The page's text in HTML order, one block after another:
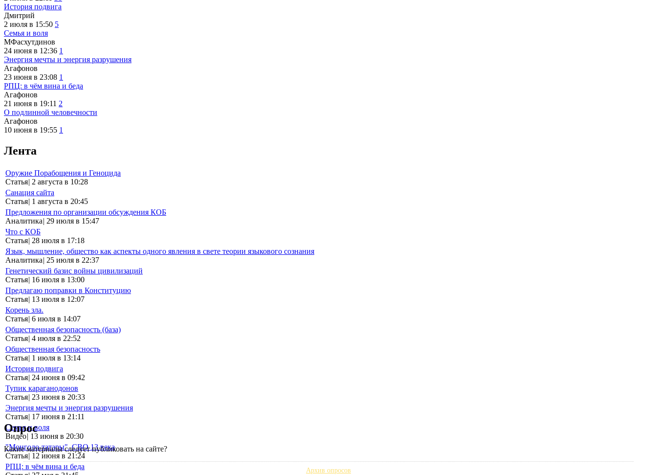
История подвига
Дмитрий
2 июля в 15:50 5
Семья и воля
МФасхутдинов
24 июня в 12:36 1
Энергия мечты и энергия разрушения
Агафонов
23 июня в 23:08 1
РПЦ: в чём вина и беда
Агафонов
21 июня в 19:11 2
О подлинной человечности
Агафонов
10 июня в 19:55 1
Лента
Оружие Порабощения и Геноцида
Статья| 2 августа в 10:28
Санация сайта
Статья| 1 августа в 20:45
Предложения по организации обсуждения КОБ
Аналитика| 29 июля в 15:47
Что с КОБ
Статья| 28 июля в 17:18
Язык, мышление, общество как аспекты одного явления в свете теории языкового сознания
Аналитика| 25 июля в 22:37
Генетический базис войны цивилизаций
Статья| 16 июля в 13:00
Предлагаю поправки в Конституцию
Статья| 13 июля в 12:07
Корень зла.
Статья| 6 июля в 14:07
Общественная безопасность (база)
Статья| 4 июля в 22:52
Общественная безопасность
Статья| 1 июля в 13:14
История подвига
Статья| 24 июня в 09:42
Тупик караганодонов
Статья| 23 июня в 20:33
Энергия мечты и энергия разрушения
Статья| 17 июня в 21:11
Семья и воля
Видео| 13 июня в 20:30
"Монголо-татары". СВО 13 века
Статья| 12 июня в 21:24
РПЦ: в чём вина и беда
Опрос
Какие материалы следует публиковать на сайте?
Архив опросов